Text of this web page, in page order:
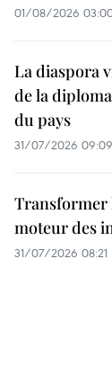
01/08/2026
La diaspora
de la
du pays
31/07/2026 09:09
Transformer
moteur des
31/07/2026 08:21